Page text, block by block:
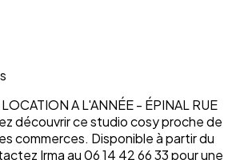
A L'ANNÉE - ÉPINAL RUE
découvrir ce studio cosy proche de
commerces. Disponible à partir du
Irma au 06 14 42 66 33 pour une